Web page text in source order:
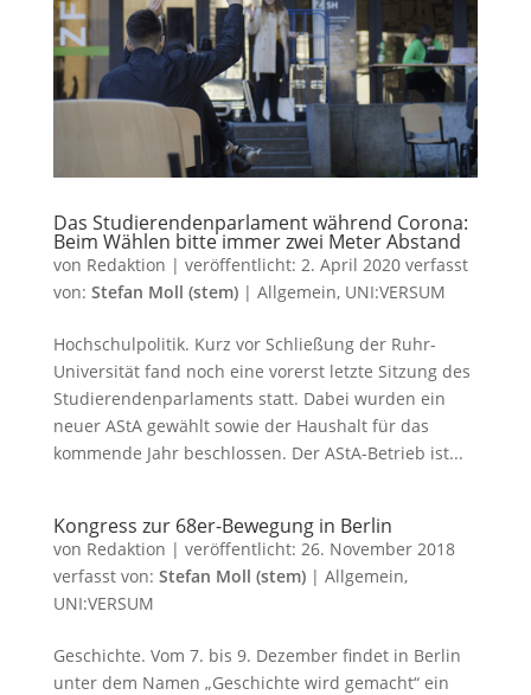
Das Studierendenparlament während Corona:
Beim Wählen bitte immer zwei Meter Abstand
von Redaktion | veröffentlicht: 2. April 2020verfasst
von: Stefan Moll (stem)| Allgemein, UNI:VERSUM
Hochschulpolitik. Kurz vor Schließung der Ruhr-
Universität fand noch eine vorerst letzte Sitzung des
Studierendenparlaments statt. Dabei wurden ein
neuer AStA gewählt sowie der Haushalt für das
kommende Jahr beschlossen. Der AStA-Betrieb ist...
Kongress zur 68er-Bewegung in Berlin
von Redaktion | veröffentlicht: 26. November 2018
verfasst von: Stefan Moll (stem)| Allgemein,
UNI:VERSUM
Geschichte. Vom 7. bis 9. Dezember findet in Berlin
unter dem Namen „Geschichte wird gemacht“ ein